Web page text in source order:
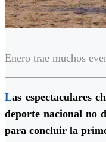
Enero trae muchos
Las espectaculares
deporte nacional no
para concluir la